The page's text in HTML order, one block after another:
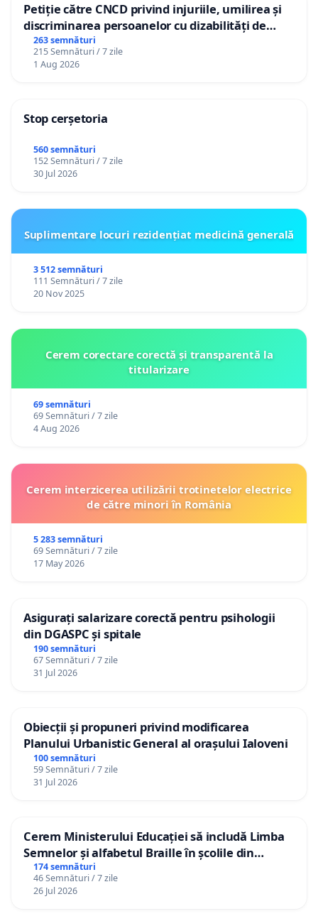
Petiție către CNCD privind injuriile, umilirea și
discriminarea persoanelor cu dizabilități de
către utilizatorul TikTok „Gorici”
263 semnături
215 Semnături / 7 zile
1 Aug 2026
Stop cerșetoria
560 semnături
152 Semnături / 7 zile
30 Jul 2026
Suplimentare locuri rezidențiat medicină generală
3 512 semnături
111 Semnături / 7 zile
20 Nov 2025
Cerem corectare corectă și transparentă la
titularizare
69 semnături
69 Semnături / 7 zile
4 Aug 2026
Cerem interzicerea utilizării trotinetelor electrice
de către minori în România
5 283 semnături
69 Semnături / 7 zile
17 May 2026
Asigurați salarizare corectă pentru psihologii
din DGASPC și spitale
190 semnături
67 Semnături / 7 zile
31 Jul 2026
Obiecții și propuneri privind modificarea
Planului Urbanistic General al orașului Ialoveni
100 semnături
59 Semnături / 7 zile
31 Jul 2026
Cerem Ministerului Educației să includă Limba
Semnelor și alfabetul Braille în școlile din
Republica Moldova!
174 semnături
46 Semnături / 7 zile
26 Jul 2026